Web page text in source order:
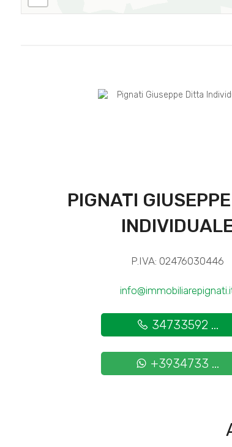
PIGNATI
P.IVA: 02476030446
34733592 ...
+3934733 ...